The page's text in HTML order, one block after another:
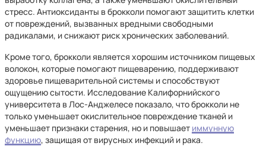
стресс. Антиоксиданты в брокколи помогают защитить клетки
от повреждений, вызванных вредными свободными
радикалами, и снижают риск хронических заболеваний.
Кроме того, брокколи является хорошим источником пищевых
волокон, которые помогают пищеварению, поддерживают
здоровье пищеварительной системы и способствуют
ощущению сытости. Исследование Калифорнийского
университета в Лос-Анджелесе показало, что брокколи не
только уменьшает окислительное повреждение тканей и
уменьшает признаки старения, но и повышает иммунную
функцию, защищая от вирусных инфекций и рака.